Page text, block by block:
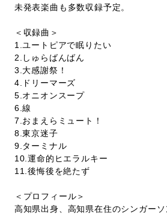
未発表楽曲も多数収録予定。
＜収録曲＞
1.ユートピアで眠りたい
2.しゅらばんばん
3.大感謝祭！
4.ドリーマーズ
5.オニオンスープ
6.線
7.おまえらミュート！
8.東京迷子
9.ターミナル
10.運命的ヒエラルキー
11.後悔後を絶たず
＜プロフィール＞
高知県出身、高知県在住のシンガー